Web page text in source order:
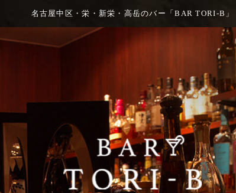
名古屋中区・栄・新栄・高岳のバー「BAR TORI-B」